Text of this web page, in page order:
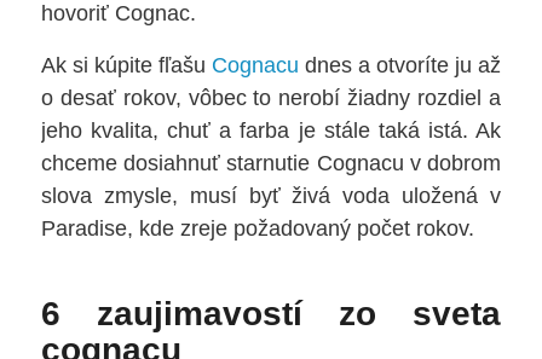
hovoriť Cognac.
Ak si kúpite fľašu Cognacu dnes a otvoríte ju až
o desať rokov, vôbec to nerobí žiadny rozdiel a
jeho kvalita, chuť a farba je stále taká istá. Ak
chceme dosiahnuť starnutie Cognacu v dobrom
slova zmysle, musí byť živá voda uložená v
Paradise, kde zreje požadovaný počet rokov.
6 zaujimavostí zo sveta
cognacu